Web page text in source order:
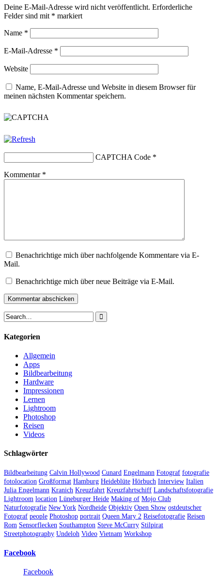
Deine E-Mail-Adresse wird nicht veröffentlicht. Erforderliche
Felder sind mit * markiert
Name *
E-Mail-Adresse *
Website
Name, E-Mail-Adresse und Website in diesem Browser für
meinen nächsten Kommentar speichern.
CAPTCHA Code *
Kommentar *
Benachrichtige mich über nachfolgende Kommentare via E-
Mail.
Benachrichtige mich über neue Beiträge via E-Mail.
Kategorien
Allgemein
Apps
Bildbearbeitung
Hardware
Impressionen
Lernen
Lightroom
Photoshop
Reisen
Videos
Schlagwörter
Bildbearbeitung Calvin Hollywood Cunard Engelmann Fotograf fotografie
fotolocation Großformat Hamburg Heideblüte Hörbuch Interview Italien
Julia Engelmann Kranich Kreuzfahrt Kreuzfahrtschiff Landschaftsfotografie
Lightroom location Lüneburger Heide Making of Mojo Club
Naturfotografie New York Nordheide Objektiv Open Show ostdeutscher
Fotograf people Photoshop portrait Queen Mary 2 Reisefotografie Reisen
Rom Sensorflecken Southampton Steve McCurry Stilpirat
Streetphotography Undeloh Video Vietnam Workshop
Facebook
Facebook